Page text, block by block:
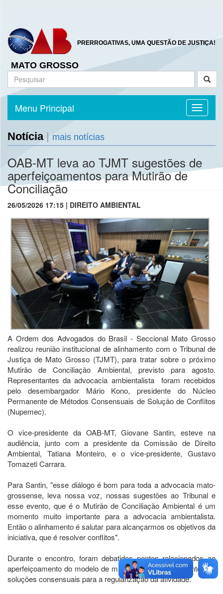
PRERROGATIVAS, UMA QUESTÃO DE JUSTIÇA!
MATO GROSSO
Toggle
Menu Principal
Notícia| mais notícias
OAB-MT leva ao TJMT sugestões de
aperfeiçoamentos para Mutirão de
Conciliação
26/05/2026 17:15 | DIREITO AMBIENTAL
A Ordem dos Advogados do Brasil - Seccional Mato Grosso
realizou reunião institucional de alinhamento com o Tribunal de
Justiça de Mato Grosso (TJMT), para tratar sobre o próximo
Mutirão de Conciliação Ambiental, previsto para agosto.
Representantes da advocacia ambientalista foram recebidos
pelo desembargador Mário Kono, presidente do Núcleo
Permanente de Métodos Consensuais de Solução de Conflitos
(Nupemec).
O vice-presidente da OAB-MT, Giovane Santin, esteve na
audiência, junto com a presidente da Comissão de Direito
Ambiental, Tatiana Monteiro, e o vice-presidente, Gustavo
Tomazeti Carrara.
Para Santin, "esse diálogo é bom para toda a advocacia mato-
grossense, leva nossa voz, nossas sugestões ao Tribunal e
esse evento, que é o Mutirão de Conciliação Ambiental é um
momento muito importante para a advocacia ambientalista.
Então o alinhamento é salutar para alcançarmos os objetivos da
iniciativa, que é resolver conflitos".
Durante o encontro, foram debatidos pontos relacionados ao
aperfeiçoamento do modelo de mutirão e ao fortalecimento das
soluções consensuais para a regularização da atividade.